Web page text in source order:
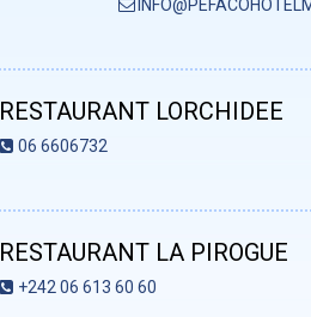
RESTAURANT LORCHIDEE
06 6606732
RESTAURANT LA PIROGUE
+242 06 613 60 60